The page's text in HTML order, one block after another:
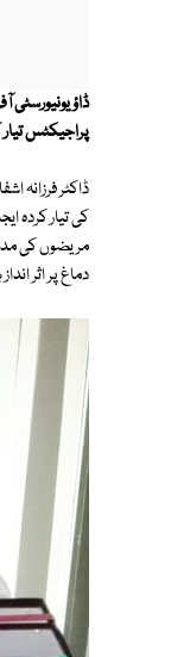
ڈاؤ
پراجیکٹس
ڈاکٹر فرزانہ
کی تیار کردہ
مریضوں کی
دماغ پر اثر